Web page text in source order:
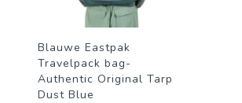
Blauwe Eastpak
Travelpack bag-
Authentic Original Tarp
Dust Blue